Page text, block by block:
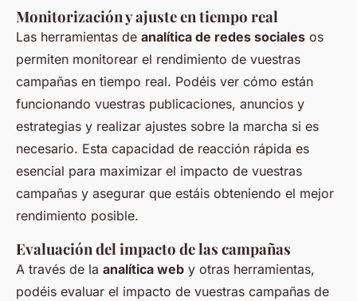
Monitorización y ajuste en tiempo real
Las herramientas de analítica de redes sociales os
permiten monitorear el rendimiento de vuestras
campañas en tiempo real. Podéis ver cómo están
funcionando vuestras publicaciones, anuncios y
estrategias y realizar ajustes sobre la marcha si es
necesario. Esta capacidad de reacción rápida es
esencial para maximizar el impacto de vuestras
campañas y asegurar que estáis obteniendo el mejor
rendimiento posible.
Evaluación del impacto de las campañas
A través de la analítica web y otras herramientas,
podéis evaluar el impacto de vuestras campañas de